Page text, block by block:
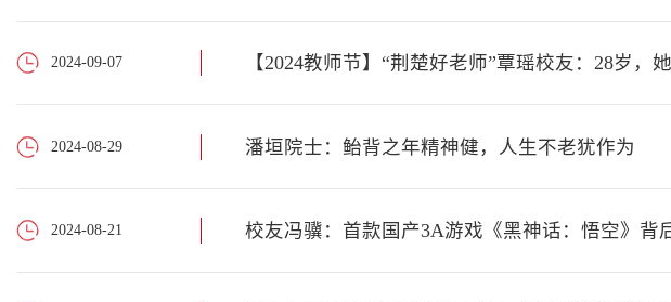
2024-09-07 【2024教师节】“荆楚好老师”覃瑶校友：28岁，
2024-08-29 潘垣院士：鲐背之年精神健，人生不老犹作为
2024-08-21 校友冯骥：首款国产3A游戏《黑神话：悟空》背